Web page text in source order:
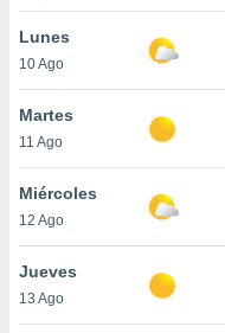
de
cookies
aceptar
Lunes
10 Ago
Martes
11 Ago
Miércoles
12 Ago
Jueves
13 Ago